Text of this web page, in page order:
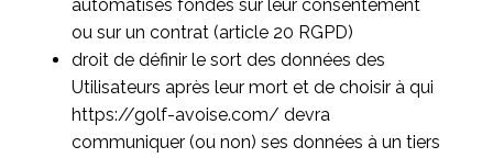
automatisés fondés sur leur consentement
ou sur un contrat (article 20 RGPD)
droit de définir le sort des données des
Utilisateurs après leur mort et de choisir à qui
https://golf-avoise.com/ devra
communiquer (ou non) ses données à un tiers